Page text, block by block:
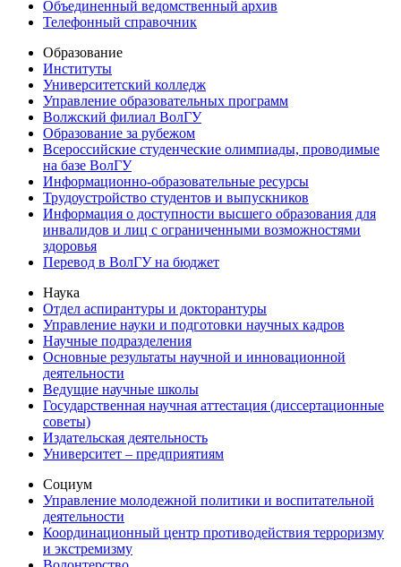
Объединенный ведомственный архив
Телефонный справочник
Образование
Институты
Университетский колледж
Управление образовательных программ
Волжский филиал ВолГУ
Образование за рубежом
Всероссийские студенческие олимпиады, проводимые
на базе ВолГУ
Информационно-образовательные ресурсы
Трудоустройство студентов и выпускников
Информация о доступности высшего образования для
инвалидов и лиц с ограниченными возможностями
здоровья
Перевод в ВолГУ на бюджет
Наука
Отдел аспирантуры и докторантуры
Управление науки и подготовки научных кадров
Научные подразделения
Основные результаты научной и инновационной
деятельности
Ведущие научные школы
Государственная научная аттестация (диссертационные
советы)
Издательская деятельность
Университет – предприятиям
Социум
Управление молодежной политики и воспитательной
деятельности
Координационный центр противодействия терроризму
и экстремизму